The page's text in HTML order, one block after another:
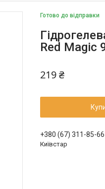
Готово до відправки
Red Magic
219 ₴
+380 (67) 311-85-66
Київстар